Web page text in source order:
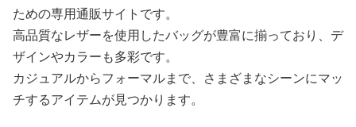
ための専用通販サイトです。
高品質なレザーを使用したバッグが豊富に揃っており、デ
ザインやカラーも多彩です。
カジュアルからフォーマルまで、さまざまなシーンにマッ
チするアイテムが見つかります。